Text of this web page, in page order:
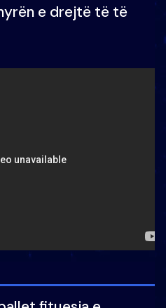
e drejtë të të